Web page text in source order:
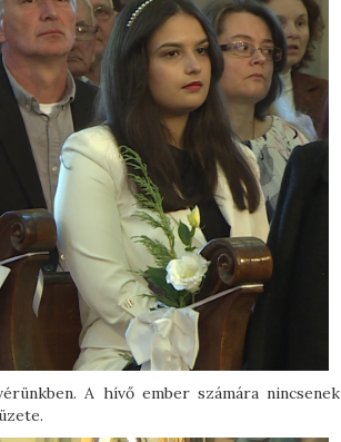
A hívő ember számára nincsenek